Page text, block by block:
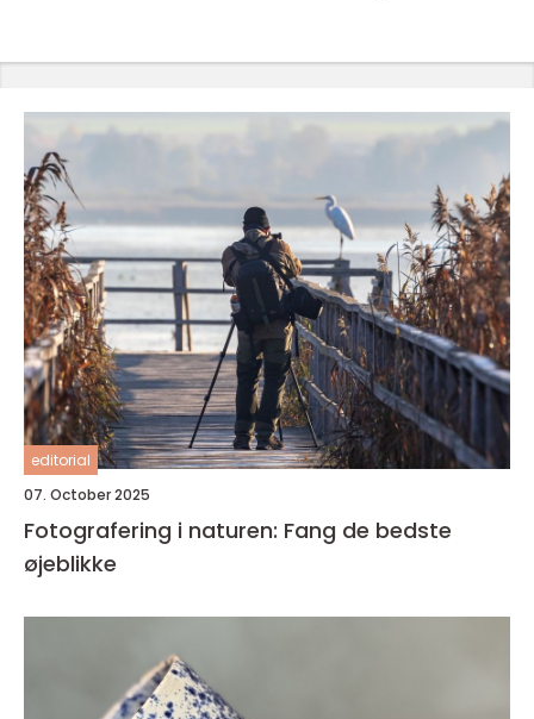
editorial
07. October 2025
Fotografering i naturen: Fang de bedste
øjeblikke